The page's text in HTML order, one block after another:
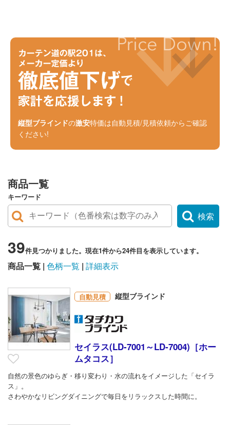
縦型ブラインドの激安特価は自動見積/見積依頼からご確認
ください!
商品一覧
キーワード
検索
39件見つかりました。現在1件から24件目を表示しています。
商品一覧 色柄一覧 詳細表示
自動見積 縦型ブラインド
セイラス(LD-7001～LD-7004)［ホー
ムタコス］
自然の景色のゆらぎ・移り変わり・水の流れをイメージした「セイラ
ス」。
さわやかなリビングダイニングで毎日をリラックスした時間に。